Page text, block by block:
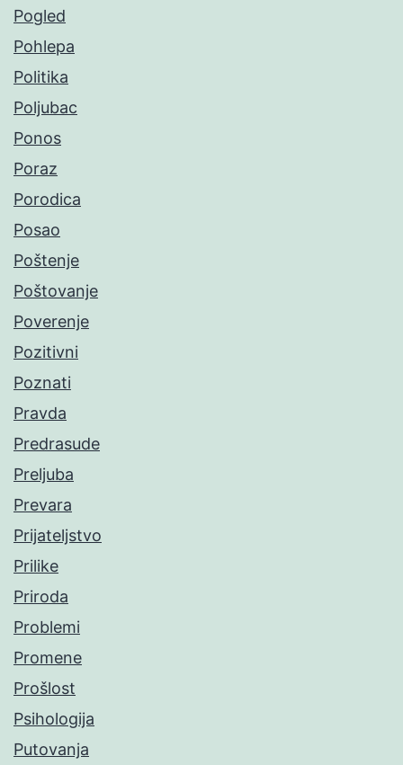
Pogled
Pohlepa
Politika
Poljubac
Ponos
Poraz
Porodica
Posao
Poštenje
Poštovanje
Poverenje
Pozitivni
Poznati
Pravda
Predrasude
Preljuba
Prevara
Prijateljstvo
Prilike
Priroda
Problemi
Promene
Prošlost
Psihologija
Putovanja